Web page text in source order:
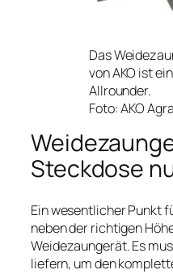
Das
von AKO ist
Allrounder.
Foto: AKO
Steckdose
Ein wesentlicher Punkt
neben der richtigen
Weidezaungerät. Es
liefern, um den